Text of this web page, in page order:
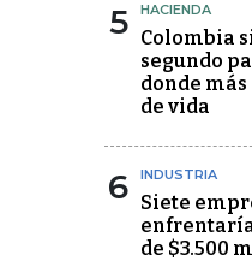
5 HACIENDA
Colombia
segundo
donde
de vida
6 INDUSTRIA
Siete
de $3.500